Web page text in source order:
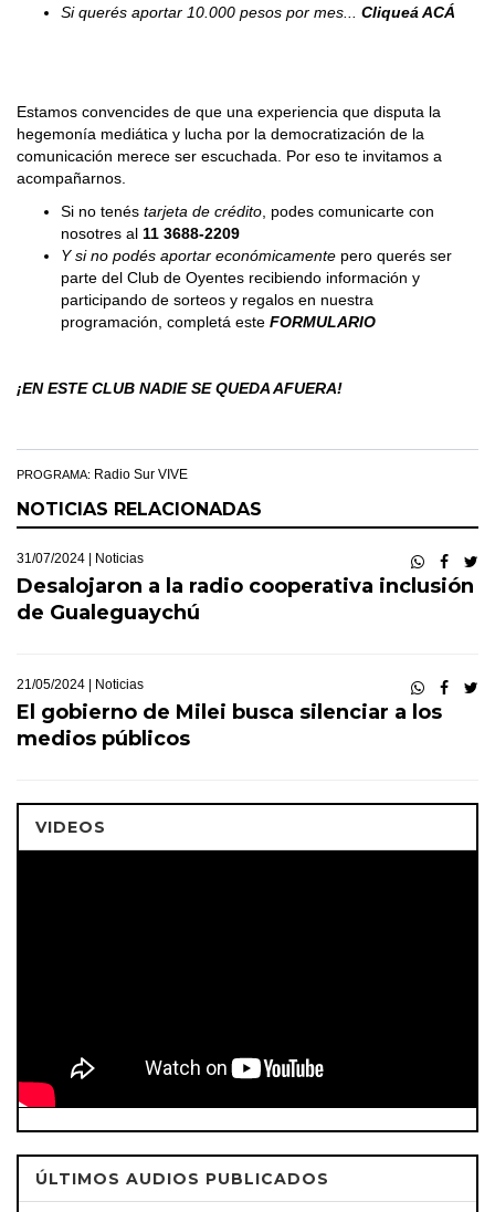
Si querés aportar 10.000 pesos por mes... Cliqueá ACÁ
Estamos convencides de que una experiencia que disputa la
hegemonía mediática y lucha por la democratización de la
comunicación merece ser escuchada. Por eso te invitamos a
acompañarnos.
Si no tenés tarjeta de crédito , podes comunicarte con
nosotres al 11 3688-2209
Y si no podés aportar económicamente pero querés ser
parte del Club de Oyentes recibiendo información y
participando de sorteos y regalos en nuestra
programación, completá este FORMULARIO
¡EN ESTE CLUB NADIE SE QUEDA AFUERA!
PROGRAMA: Radio Sur VIVE
NOTICIAS RELACIONADAS
31/07/2024 | Noticias
Desalojaron a la radio cooperativa inclusión
de Gualeguaychú
21/05/2024 | Noticias
El gobierno de Milei busca silenciar a los
medios públicos
VIDEOS
ÚLTIMOS AUDIOS PUBLICADOS